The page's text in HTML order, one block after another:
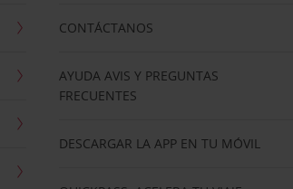
CONTÁCTANOS
AYUDA AVIS Y PREGUNTAS
FRECUENTES
DESCARGAR LA APP EN TU MÓVIL